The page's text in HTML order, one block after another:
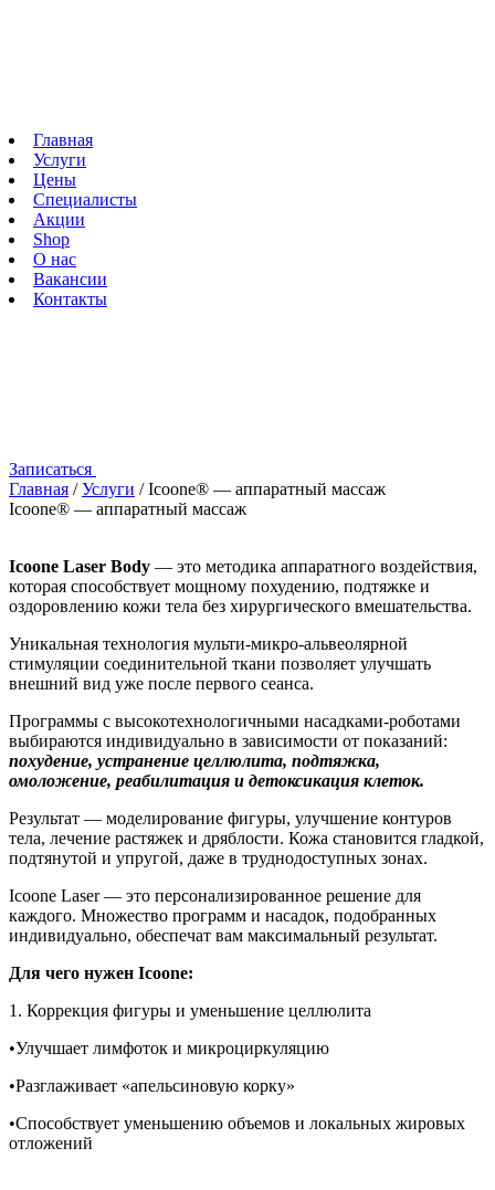
Главная
Услуги
Цены
Специалисты
Акции
Shop
О нас
Вакансии
Контакты
Записаться
Icoone®️ — аппаратный
Главная /Услуги /Icoone®️ — аппаратный массаж
Icoone®️ — аппаратный массаж
Icoone Laser Body — это методика аппаратного воздействия,
которая способствует мощному похудению, подтяжке и
оздоровлению кожи тела без хирургического вмешательства.
Уникальная технология мульти-микро-альвеолярной
стимуляции соединительной ткани позволяет улучшать
внешний вид уже после первого сеанса.
Программы с высокотехнологичными насадками-роботами
выбираются индивидуально в зависимости от показаний:
похудение, устранение целлюлита, подтяжка,
омоложение, реабилитация и детоксикация клеток.
Результат — моделирование фигуры, улучшение контуров
тела, лечение растяжек и дряблости. Кожа становится гладкой,
подтянутой и упругой, даже в труднодоступных зонах.
Icoone Laser — это персонализированное решение для
каждого. Множество программ и насадок, подобранных
индивидуально, обеспечат вам максимальный результат.
Для чего нужен Icoone:
1. Коррекция фигуры и уменьшение целлюлита
•Улучшает лимфоток и микроциркуляцию
•Разглаживает «апельсиновую корку»
•Способствует уменьшению объемов и локальных жировых
отложений